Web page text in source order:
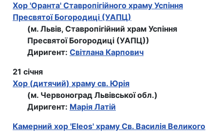
Хор 'Оранта' Ставропігійного храму Успіння
Пресвятої Богородиці (УАПЦ)
(м. Львів, Ставропігійний храм Успіння
Пресвятої Богородиці (УАПЦ))
Диригент: Світлана Карпович
21 січня
Хор (дитячий) храму св. Юрія
(м. Червоноград Львівської обл.)
Диригент: Марія Латій
Камерний хор 'Eleos' храму Св. Василія Великого